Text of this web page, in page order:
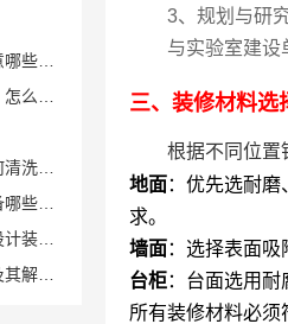
问题
成部分
保养
功能
方案
办法
3、规划与研
与实验室建设
三、装修材料选
根据不同位置
地面：优先选耐
求。
墙面：选择表面吸
台柜：台面选用
所有装修材料必须